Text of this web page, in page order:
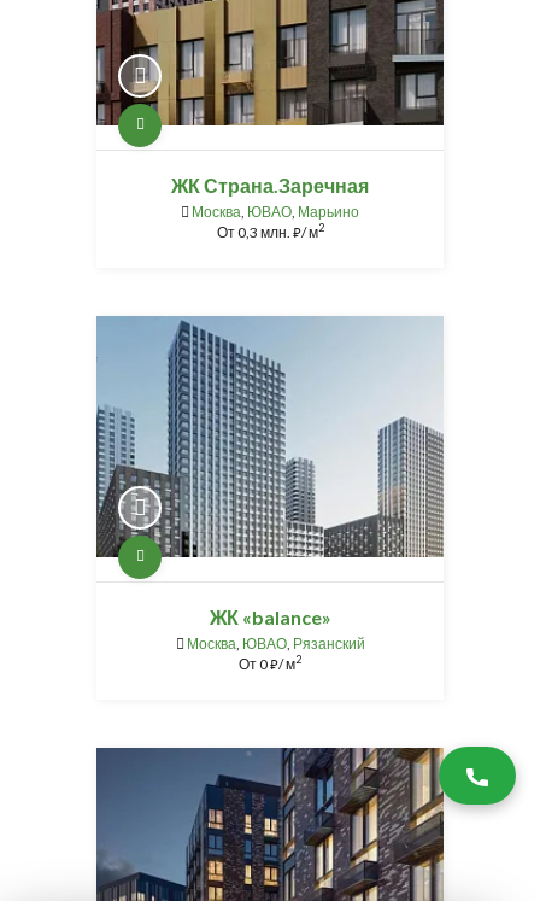
ЖК Страна.Заречная
Москва ЮВАО Марьино
От0,3 млн. ⃏/ м2
ЖК «balance»
Москва ЮВАО, Рязанский
От0⃏/ м2